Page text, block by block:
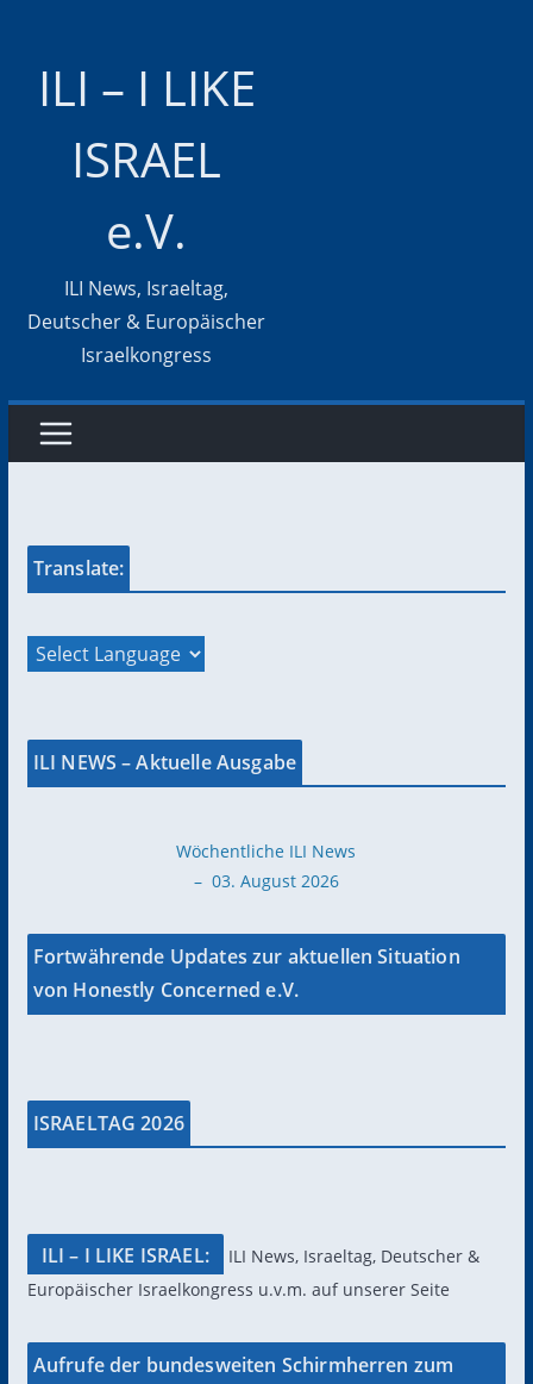
ILI – I LIKE
ISRAEL
e.V.
ILI News, Israeltag,
Deutscher & Europäischer
Israelkongress
Translate:
ILI NEWS – Aktuelle Ausgabe
Wöchentliche ILI News
– 03. August 2026
Fortwährende Updates zur aktuellen Situation
von Honestly Concerned e.V.
ISRAELTAG 2026
ILI – I LIKE ISRAEL:
ILI News, Israeltag, Deutscher &
Europäischer Israelkongress u.v.m. auf unserer Seite
Aufrufe der bundesweiten Schirmherren zum